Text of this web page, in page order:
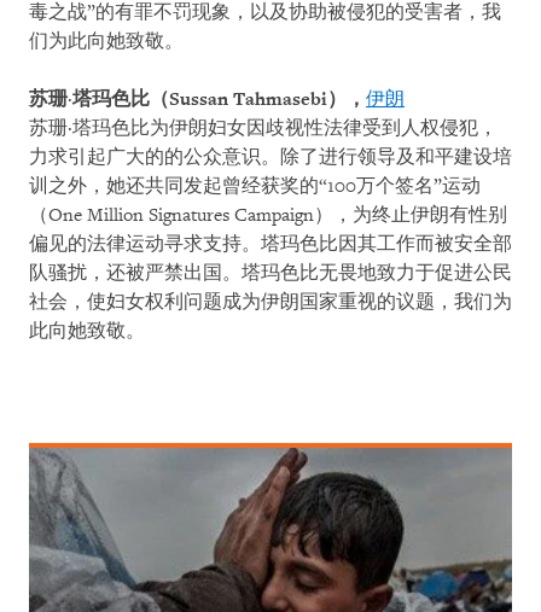
毒之战”的有罪不罚现象，以及协助被侵犯的受害者，我
们为此向她致敬。
苏珊·塔玛色比（Sussan Tahmasebi） ， 伊朗
苏珊·塔玛色比为伊朗妇女因歧视性法律受到人权侵犯，
力求引起广大的的公众意识。除了进行领导及和平建设培
训之外，她还共同发起曾经获奖的“100万个签名”运动
（One Million Signatures Campaign），为终止伊朗有性别
偏见的法律运动寻求支持。塔玛色比因其工作而被安全部
队骚扰，还被严禁出国。塔玛色比无畏地致力于促进公民
社会，使妇女权利问题成为伊朗国家重视的议题，我们为
此向她致敬。